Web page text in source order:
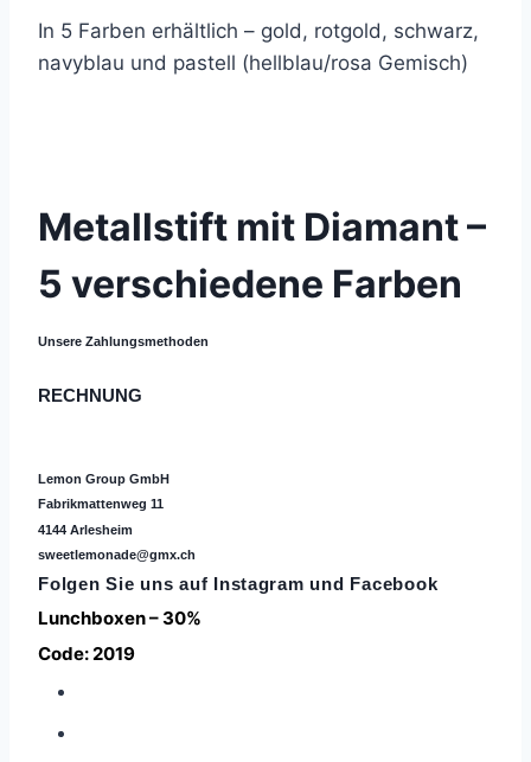
In 5 Farben erhältlich – gold, rotgold, schwarz,
navyblau und pastell (hellblau/rosa Gemisch)
Metallstift mit Diamant –
5 verschiedene Farben
Unsere Zahlungsmethoden
RECHNUNG
Lemon Group GmbH
Fabrikmattenweg 11
4144 Arlesheim
sweetlemonade@gmx.ch
Folgen Sie uns auf Instagram und Facebook
Lunchboxen – 30%
Code: 2019